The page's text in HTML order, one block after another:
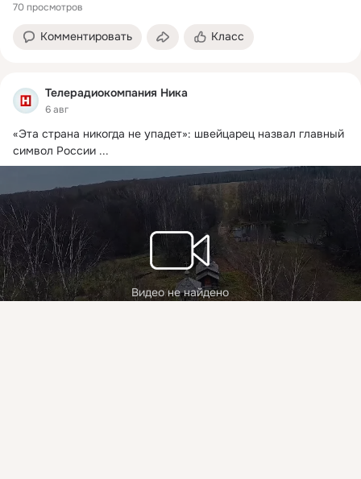
70 просмотров
Комментировать Класс
Телерадиокомпания Ника
6 авг
«Эта страна никогда не упадет»: швейцарец назвал главный
символ России ...
Видео не найдено